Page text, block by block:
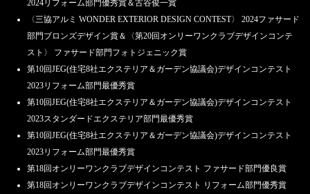
2024リフォーム部門優秀賞＆古谷俊一賞
〈三協アルミ WONDER EXTERIOR DESIGN CONTEST〉 2024ファサード
部門ブロンズデザイン賞＆〈第20回オンリーワンクラブデザインコンテ
スト〉 ファサード部門フォトジェニック賞
第10回JEG(住宅8社エクステリア＆ガーデン協議会)デザインコンテスト
2023リフォーム部門最優秀賞
第10回JEG(住宅8社エクステリア＆ガーデン協議会)デザインコンテスト
2023スタンダードエクステリア部門最優秀賞
第10回JEG(住宅8社エクステリア＆ガーデン協議会)デザインコンテスト
2023リフォーム部門最優秀賞
第18回オンリーワンクラブデザインコンテスト ファサード部門優良賞
第18回オンリーワンクラブデザインコンテスト リフォーム部門優秀賞